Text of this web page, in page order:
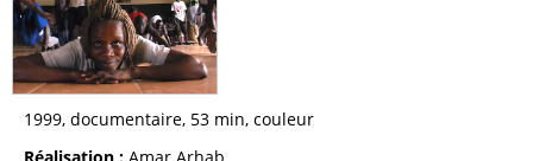
1999, documentaire, 53 min, couleur